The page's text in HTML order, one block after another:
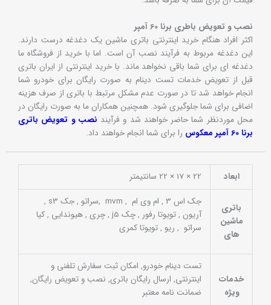
نصب و تعویض باطری برنا 60 آمپر
اکثر افراد هنگام خرید اینترنتی باتری ماشین یک دغدغه درست دارند.
این دغدغه مربوط به فرآیند نصب آن است. اما با خرید از فروشگاه ما
دغدغه ای برای شما باقی نخواهد ماند. با خرید اینترنتی از ایران باتری
قبل از تعویض خدمات تست دینام به صورت رایگان برای خودرو شما
انجام خواهد شد تا در صورت عدم مشکل مرتبط با باتری از صرف هزینه
اضافی برای شما جلوگیری شود. همچنین همکاران ما به صورت رایگان در
محل موردنظر شما حاضر خواهند شد و فرآیند نصب و تعویض باتری
برنا 60 آمپر معکوس
را برای شما انجام خواهند داد.
ابعاد 22 × 17 × 22 سانتیمتر
باتری
ماشین
های
جک اس 3 , ام وی ام , mvm ,سراتو , جک s3 ,
آریون , تویوتا رفور , چک j5 , چری , هیوندایی , کیا
سراتو , ریو , تویوتا کمری
خدمات
ویژه
تست دینام خودرو, امکان ثبت سفارش تلفنی و
اینترنتی, ارسال رایگان باتری, نصب و تعویض رایگان,
ضمانت نامه معتبر